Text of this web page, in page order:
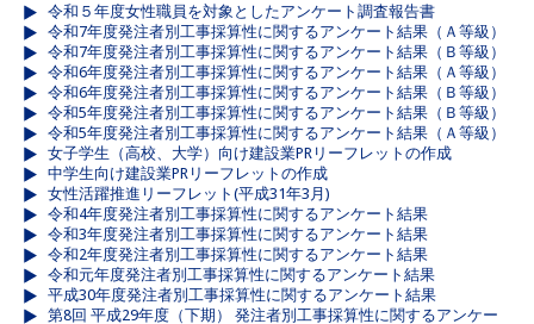
令和５年度女性職員を対象としたアンケート調査報告書
令和7年度発注者別工事採算性に関するアンケート結果（Ａ等級）
令和7年度発注者別工事採算性に関するアンケート結果（Ｂ等級）
令和6年度発注者別工事採算性に関するアンケート結果（Ａ等級）
令和6年度発注者別工事採算性に関するアンケート結果（Ｂ等級）
令和5年度発注者別工事採算性に関するアンケート結果（Ｂ等級）
令和5年度発注者別工事採算性に関するアンケート結果（Ａ等級）
女子学生（高校、大学）向け建設業PRリーフレットの作成
中学生向け建設業PRリーフレットの作成
女性活躍推進リーフレット(平成31年3月)
令和4年度発注者別工事採算性に関するアンケート結果
令和3年度発注者別工事採算性に関するアンケート結果
令和2年度発注者別工事採算性に関するアンケート結果
令和元年度発注者別工事採算性に関するアンケート結果
平成30年度発注者別工事採算性に関するアンケート結果
第8回 平成29年度（下期） 発注者別工事採算性に関するアンケー